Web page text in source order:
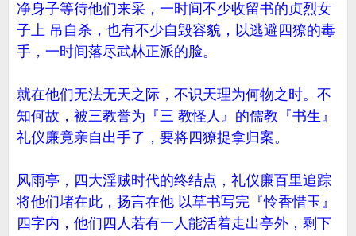
净身子等待他们来采，一时间不少收留书的贞烈女
子上 吊自杀，也有不少自毁容貌，以逃避四獠的毒
手，一时间落尽武林正派的脸。
就在他们无法无天之际，不识天理为何物之时。不
知何故，被三教誉为『三 教怪人』的儒教『书生』
礼仪廉竟亲自出手了，要将四獠捉拿归案。
风雨亭，四大淫贼时代的终结点，礼仪廉百里追踪
将他们堵在此，扬言在他 以草书写完『怜香惜玉』
四字内，他们四人若有一人能活着走出亭外，剩下